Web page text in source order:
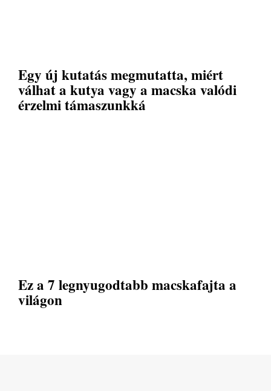
Egy új kutatás megmutatta, miért
válhat a kutya vagy a macska valódi
érzelmi támaszunkká
Ez a 7 legnyugodtabb macskafajta a
világon